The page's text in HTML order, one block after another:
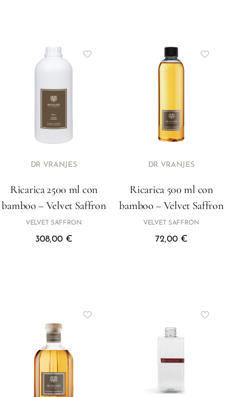
DR VRANJES
Ricarica 2500 ml con
bamboo – Velvet Saffron
VELVET SAFFRON
308,00 €
DR VRANJES
Ricarica 500 ml con
bamboo – Velvet Saffron
VELVET SAFFRON
72,00 €